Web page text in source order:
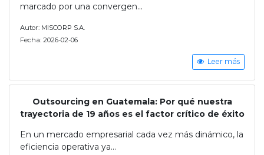
marcado por una convergen...
Autor: MISCORP S.A.
Fecha: 2026-02-06
Leer más
Outsourcing en Guatemala: Por qué nuestra
trayectoria de 19 años es el factor crítico de éxito
En un mercado empresarial cada vez más dinámico, la
eficiencia operativa ya...